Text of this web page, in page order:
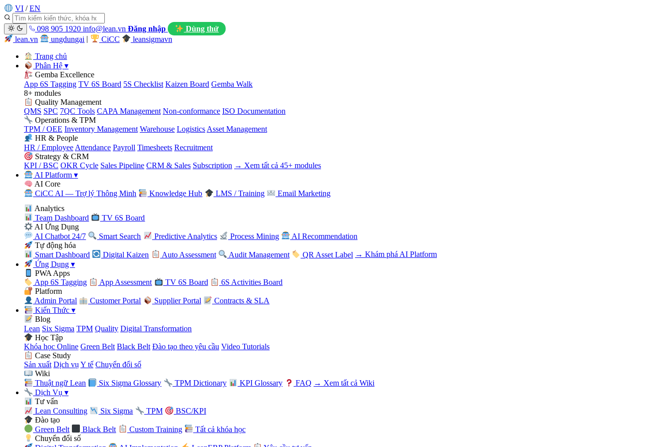
VI / EN
098 905 1920 info@lean.vn Đăng nhập
Dùng thử
lean.vn
ungdungai CiCC leansigmavn
Trang chủ
Phân Hệ▾
Gemba Excellence
App 6S Tagging TV 6S Board 5S Checklist Kaizen Board Gemba Walk
8+ modules
Quality Management
QMS SPC 7QC Tools CAPA Management Non-conformance ISO Documentation
Operations & TPM
TPM / OEE Inventory Management Warehouse LogisticsAsset Management
HR & People
HR / Employee Attendance Payroll Timesheets Recruitment
Strategy & CRM
KPI / BSC OKR Cycle Sales Pipeline CRM & Sales Subscription → Xem tất cả 45+ modules
AI Platform▾
AI Core
CiCC AI — Trợ lý Thông Minh
Knowledge Hub LMS / Training
Email Marketing
Analytics
Team Dashboard
TV 6S Board
AI Ứng Dụng
AI Chatbot 24/7
Smart Search Predictive Analytics Process Mining
AI Recommendation
Tự động hóa
Smart Dashboard
Digital Kaizen Auto Assessment Audit Management QR Asset Label → Khám phá AI Platform
Ứng Dụng▾
PWA Apps
App 6S Tagging
App Assessment TV 6S Board
6S Activities Board
Platform
Admin Portal
Customer Portal Supplier Portal
Contracts & SLA
Kiến Thức▾
Blog
Lean Six Sigma TPM Quality Digital Transformation
Học Tập
Khóa học Online Green Belt Black Belt Đào tạo theo yêu cầu Video Tutorials
Case Study
Sản xuất Dịch vụ Y tế Chuyển đổi số
Wiki
Thuật ngữ Lean
Six Sigma Glossary TPM Dictionary KPI Glossary FAQ → Xem tất cả Wiki
Dịch Vụ▾
Tư vấn
Lean Consulting
Six Sigma TPM
BSC/KPI
Đào tạo
Green Belt
Black Belt Custom Training
Tất cả khóa học
Chuyển đổi số